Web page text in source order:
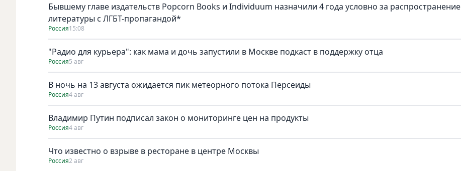
Бывшему главе издательств Popcorn Books и Individuum назначили 4 года условно за распространение
литературы с ЛГБТ-пропагандой*
Россия15:08
"Радио для курьера": как мама и дочь запустили в Москве подкаст в поддержку отца
Россия5 авг
В ночь на 13 августа ожидается пик метеорного потока Персеиды
Россия4 авг
Владимир Путин подписал закон о мониторинге цен на продукты
Россия4 авг
Что известно о взрыве в ресторане в центре Москвы
Россия2 авг